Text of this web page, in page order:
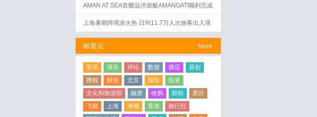
AMAN AT SEA首艘远洋游艇AMANGATI顺利完成
上海暑期跨境游火热 日均11.7万人次旅客出入境
More
标签云
资讯 译讯 评论 数据 酒店
原创
携程
财报 北京 报告
投资
文化和旅游部
融资 收购 邮轮
景区
飞猪
上海 海南 香港
旅行社